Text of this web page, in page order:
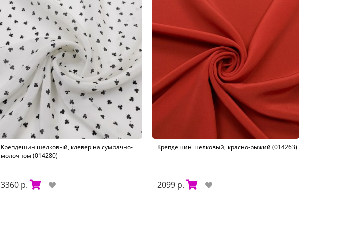
Крепдешин шелковый, клевер на сумрачно-
молочном (014280)
3360 р.
Крепдешин шелковый, красно-рыжий (014263)
2099 р.